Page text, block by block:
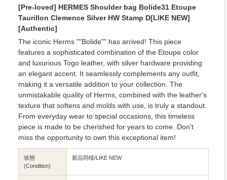
[Pre-loved] HERMES Shoulder bag Bolide31 Etoupe
Taurillon Clemence Silver HW Stamp D[LIKE NEW]
[Authentic]
The iconic Herms ""Bolide"" has arrived! This piece
features a sophisticated combination of the Etoupe color
and luxurious Togo leather, with silver hardware providing
an elegant accent. It seamlessly complements any outfit,
making it a versatile addition to your collection. The
unmistakable quality of Herms, combined with the leather's
texture that softens and molds with use, is truly a standout.
From everyday wear to special occasions, this timeless
piece is made to be cherished for years to come. Don’t
miss the opportunity to own this exceptional item!
状態
(Condition)
新品同様/LIKE NEW